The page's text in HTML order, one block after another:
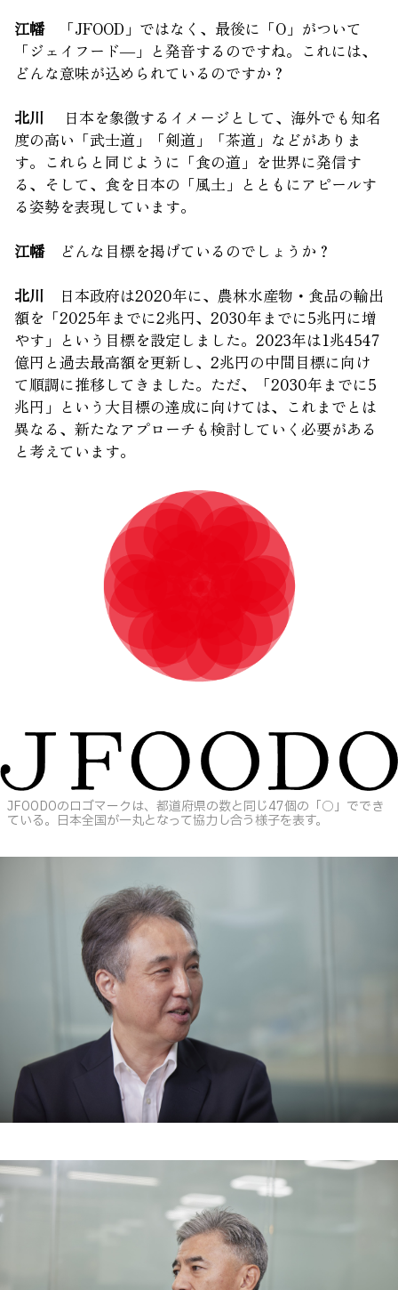
江幡「JFOOD」ではなく、最後に「O」がついて
「ジェイフード―」と発音するのですね。これには、
どんな意味が込められているのですか？
北川 日本を象徴するイメージとして、海外でも知名
度の高い「武士道」「剣道」「茶道」などがありま
す。これらと同じように「食の道」を世界に発信す
る、そして、食を日本の「風土」とともにアピールす
る姿勢を表現しています。
江幡どんな目標を掲げているのでしょうか？
北川 日本政府は2020年に、農林水産物・食品の輸出
額を「2025年までに2兆円、2030年までに5兆円に増
やす」という目標を設定しました。2023年は1兆4547
億円と過去最高額を更新し、2兆円の中間目標に向け
て順調に推移してきました。ただ、「2030年までに5
兆円」という大目標の達成に向けては、これまでとは
異なる、新たなアプローチも検討していく必要がある
と考えています。
JFOODOのロゴマークは、都道府県の数と同じ47個の「○」ででき
ている。日本全国が一丸となって協力し合う様子を表す。